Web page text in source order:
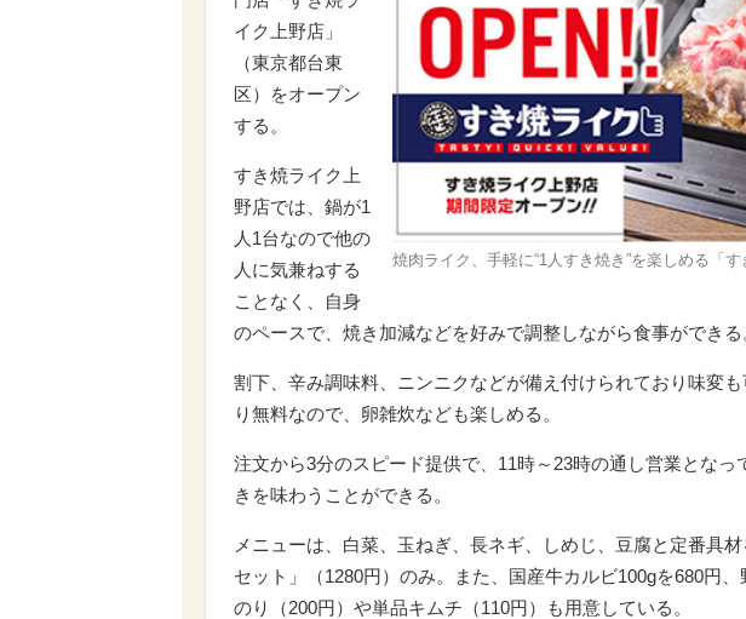
焼肉ライク、手軽に“1人すき焼き”を楽しめる「
イク上野店」
（東京都台東
区）をオープン
する。
すき焼ライク上
野店では、鍋が1
人1台なので他の
人に気兼ねする
ことなく、自身
のペースで、焼き加減などを好みで調整しながら食事ができる
割下、辛み調味料、ニンニクなどが備え付けられており味変
り無料なので、卵雑炊なども楽しめる。
注文から3分のスピード提供で、11時～23時の通し営業となっ
きを味わうことができる。
メニューは、白菜、玉ねぎ、長ネギ、しめじ、豆腐と定番具
セット」（1280円）のみ。また、国産牛カルビ100gを680円
のり（200円）や単品キムチ（110円）も用意している。